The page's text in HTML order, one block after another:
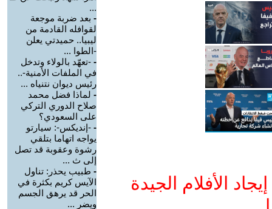
الأفلام الجيدة
...
- بعد ضربة موجعة
لقوافله القادمة من
ليبيا.. حميدتي يعلن
-الطوا ...
- -تعهّد بالولاء وتدخل
في الملفات الأمنية-..
رئيس ديوان نتنياه ...
- لماذا فضل محمد
صلاح الدوري التركي
على السعودي؟
- -إنديكس-: سيارتو
يواجه اتهاما بتلقي
رشوة وعقوبة قد تصل
إلى ث ...
- طبيب يحذر: تناول
الآيس كريم بكثرة في
الحر قد يرهق الجسم
ويضر ...